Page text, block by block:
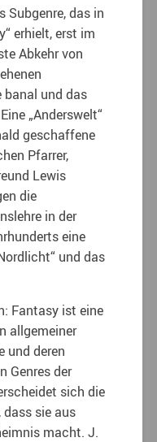
Subgenre, das in
erhielt, erst im
Abkehr von
banal und das
„Anderswelt“
geschaffene
Pfarrer,
Lewis
die
in der
eine
und das
Fantasy ist eine
allgemeiner
und deren
Genres der
sich die
sie aus
macht. J.